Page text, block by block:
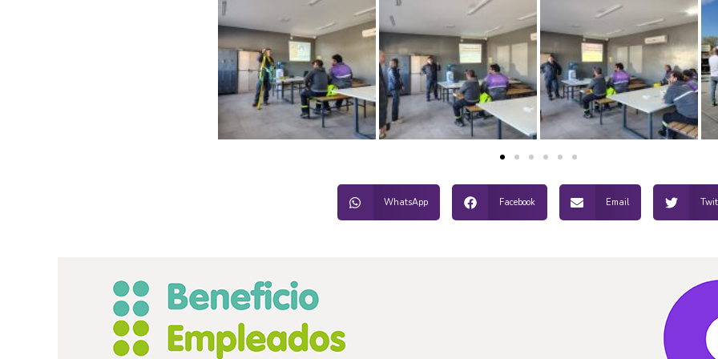
WhatsApp Facebook Email